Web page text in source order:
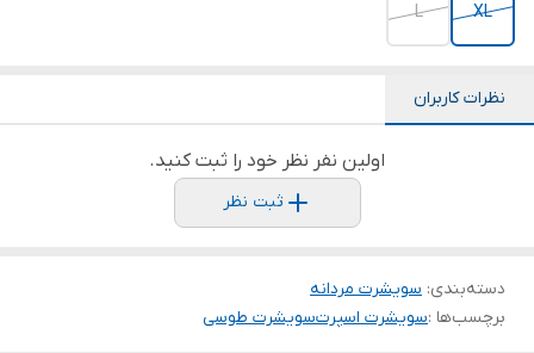
XL
L
نظرات کاربران
اولین نفر نظر خود را ثبت کنید.
ثبت نظر
دسته‌بندی: سویشرت مردانه
برچسب‌ها :سویشرت اسپرتسویشرت طوسی